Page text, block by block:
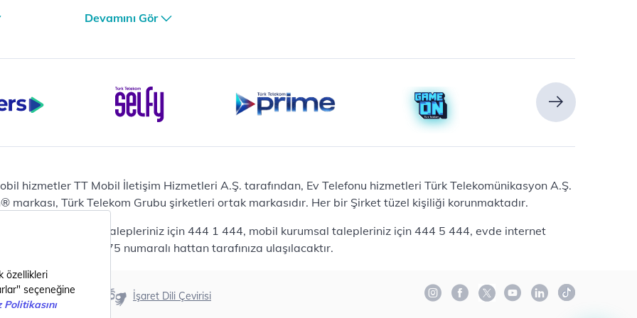
iPhone 17 Air 256GB
Casper Nirvana C370
Notebook
Ev Telefonu
Panasonic TGB610
Modem ve Wi-Fi
Zyxel DX3300 Wi-Fi 6
Premium VDSL Modem
Samsung Buds2 Pro
Samsung Galaxy Watch 6
Devamını Gör
hizmetler TT Mobil İletişim Hizmetleri A.Ş. tarafından, Ev Telefonu hizmetleri Türk Telekomünikasyon A.Ş.
markası, Türk Telekom Grubu şirketleri ortak markasıdır. Her bir Şirket tüzel kişiliği korunmaktadır.
mobil bireysel talepleriniz için 444 1 444, mobil kurumsal talepleriniz için 444 5 444, evde internet
için 444 0375 numaralı hattan tarafınıza ulaşılacaktır.
Erişilebilirlik İşaret Dili Çevirisi